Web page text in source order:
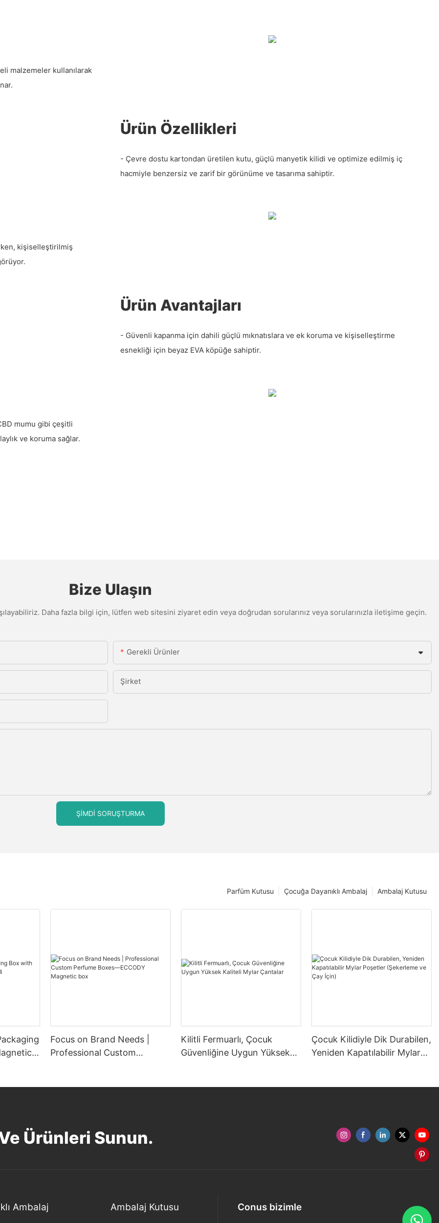
malzemeler kullanılarak
Ürün Özellikleri
- Çevre dostu kartondan üretilen kutu, güçlü manyetik kilidi ve optimize edilmiş iç
hacmiyle benzersiz ve zarif bir görünüme ve tasarıma sahiptir.
kişiselleştirilmiş
Ürün Avantajları
- Güvenli kapanma için dahili güçlü mıknatıslara ve ek koruma ve kişiselleştirme
esnekliği için beyaz EVA köpüğe sahiptir.
mumu gibi çeşitli
ve koruma sağlar.
Bize Ulaşın
Daha fazla bilgi için, lütfen web sitesini ziyaret edin veya doğrudan sorularınız veya sorularınızla iletişime geçin.
Gerekli Ürünler
Şirket
ŞIMDI SORUŞTURMA
Ambalaj Kutusu
Çocuğa Dayanıklı Ambalaj
Parfüm Kutusu
Focus on Brand Needs |
Professional Custom
Kilitli Fermuarlı, Çocuk
Güvenliğine Uygun Yüksek
Çocuk Kilidiyle Dik Durabilen,
Yeniden Kapatılabilir Mylar
Ürünleri Sunun.
Ambalaj Ambalaj Kutusu Conus bizimle